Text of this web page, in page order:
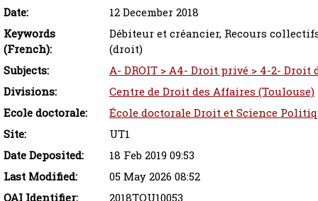
Date:
12 December 2018
Keywords
(French):
Débiteur et créancier, Recours
(droit)
Subjects:
A- DROIT > A4- Droit privé > 4-2-
Divisions:
Centre de Droit des Affaires (Toulouse)
Ecole doctorale:
École doctorale Droit et Science
Site:
UT1
Date Deposited:
18 Feb 2019 09:53
Last Modified:
05 May 2026 08:52